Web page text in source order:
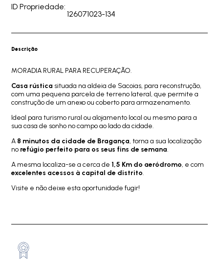
ID Propriedade:
126071023-134
Descrição
MORADIA RURAL PARA RECUPERAÇÃO.
Casa rústica situada na aldeia de Sacoias, para reconstrução,
com uma pequena parcela de terreno lateral, que permite a
construção de um anexo ou coberto para armazenamento.
Ideal para turismo rural ou alojamento local ou mesmo para a
sua casa de sonho no campo ao lado da cidade.
A 8 minutos da cidade de Bragança, torna a sua localização
no refúgio perfeito para os seus fins de semana.
A mesma localiza-se a cerca de 1,5 Km do aeródromo, e com
excelentes acessos à capital de distrito.
Visite e não deixe esta oportunidade fugir!